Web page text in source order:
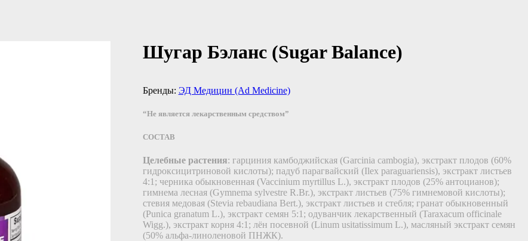
Шугар Бэланс (Sugar Balance)
Бренды: ЭД Медицин (Ad Medicine)
“Не является лекарственным средством”
СОСТАВ
Целебные растения: гарциния камбоджийская (Garcinia cambogia), экстракт плодов (60%
гидроксицитриновой кислоты); падуб парагвайский (Ilex paraguariensis), экстракт листьев
4:1; черника обыкновенная (Vaccinium myrtillus L.), экстракт плодов (25% антоцианов);
гимнема лесная (Gymnema sylvestre R.Br.), экстракт листьев (75% гимнемовой кислоты);
стевия медовая (Stevia rebaudiana Bert.), экстракт листьев и стебля; гранат обыкновенный
(Punica granatum L.), экстракт семян 5:1; одуванчик лекарственный (Taraxacum officinale
Wigg.), экстракт корня 4:1; лён посевной (Linum usitatissimum L.), масляный экстракт семян
(50% альфа-линоленовой ПНЖК).